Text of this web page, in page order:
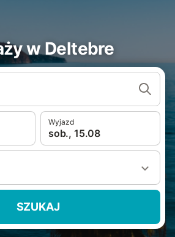
w Deltebre
Wyjazd
sob., 15.08
SZUKAJ